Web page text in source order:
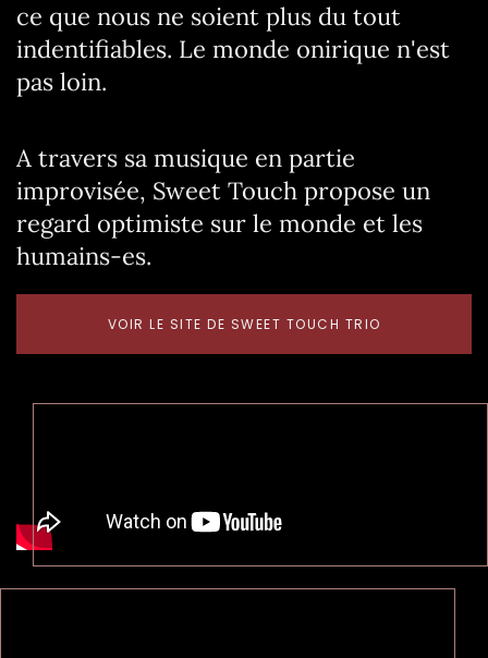
ce que nous ne soient plus du tout
indentifiables. Le monde onirique n'est
pas loin.
A travers sa musique en partie
improvisée, Sweet Touch propose un
regard optimiste sur le monde et les
humains-es.
VOIR LE SITE DE SWEET TOUCH TRIO